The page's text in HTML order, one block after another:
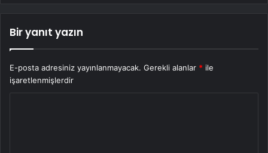
Bir yanıt yazın
E-posta adresiniz yayınlanmayacak. Gerekli alanlar * ile
işaretlenmişlerdir